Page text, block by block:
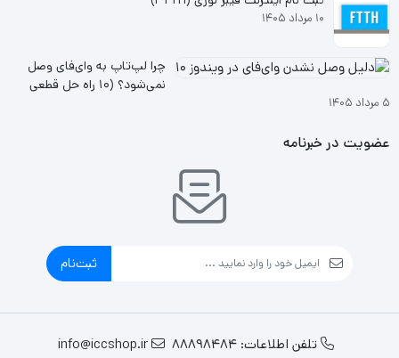
۱۰ مرداد ۱۴۰۵
چرا لپ‌تاپ به وای‌فای وصل
نمی‌شود؟ (۱۰ راه حل قطعی
۵ مرداد ۱۴۰۵
عضویت در خبرنامه
ثبت‌نام
تلفن اطلاعات: 88898484 info@iccshop.ir